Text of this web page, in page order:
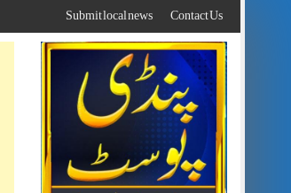
to
content
Contact Us
Submit local news